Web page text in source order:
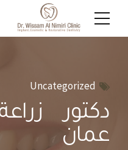
Uncategorized
دكتور
عمان